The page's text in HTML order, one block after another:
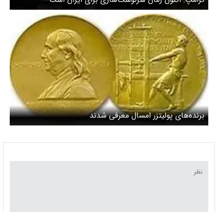
برنده‌های پولیتزر امسال معرفی شدند